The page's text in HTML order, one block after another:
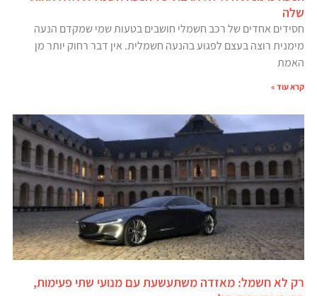
שלה
חסידים אחדים של רכב חשמלי חושבים בטעות שמי שמקדם הנעה
מימנית רוצה בעצם לפגוע בהנעה חשמלית. אין דבר רחוק יותר מן
האמת
קרא עוד »
רק לא חשמל: מאזדה משתעשעת עם מנועי שתי פעימות,